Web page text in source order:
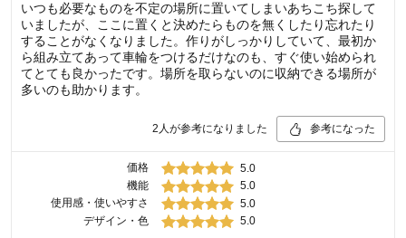
いつも必要なものを不定の場所に置いてしまいあちこち探して
いましたが、ここに置くと決めたらものを無くしたり忘れたり
することがなくなりました。作りがしっかりしていて、最初か
ら組み立てあって車輪をつけるだけなのも、すぐ使い始められ
てとても良かったです。場所を取らないのに収納できる場所が
多いのも助かります。
2 人が参考になりました 参考になった
価格
5.0
機能
5.0
使用感・使いやすさ
5.0
デザイン・色
5.0